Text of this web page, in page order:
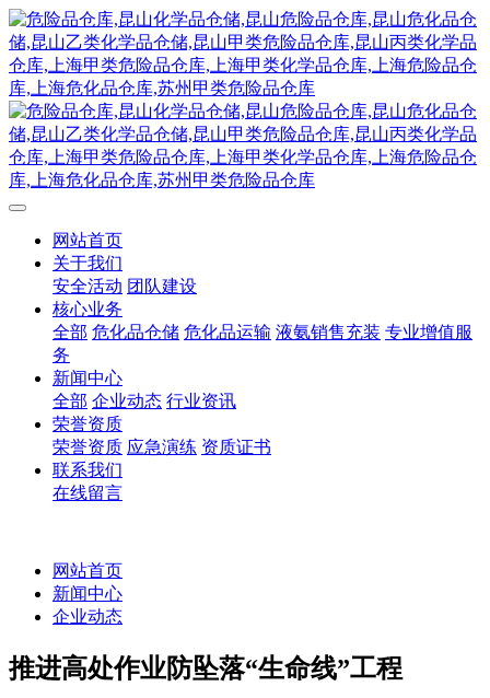
网站首页
关于我们
安全活动 团队建设
核心业务
全部 危化品仓储 危化品运输 液氨销售充装 专业增值服
务
新闻中心
全部 企业动态 行业资讯
荣誉资质
荣誉资质 应急演练 资质证书
联系我们
在线留言
网站首页
新闻中心
企业动态
推进高处作业防坠落“生命线”工程